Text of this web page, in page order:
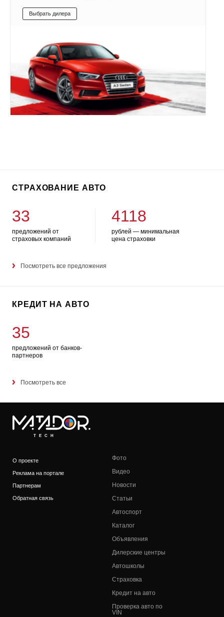
Выбрать дилера
СТРАХОВАНИЕ АВТО
33
предложений от
страховых компаний
4118
рублей — минимальная
цена страховки
Посмотреть все предложения
КРЕДИТ НА АВТО
35
предложений от банков-
партнеров
Посмотреть все
TECH
О проекте
Реклама на портале
Партнерам
Обратная связь
Фото
Видео
Новости
Статьи
Автоспорт
Каталог
Объявления
Дилерские центры
Автошколы
Страховка
Кредит на авто
Проверка авто по
VIN